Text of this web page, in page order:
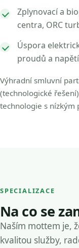
Zplynovací a
centra, ORC
Úspora
proudů a napětí
Výhradní smluvní
(technologické
technologie s nízkým
SPECIALIZACE
Na co se
Naším mottem je,
kvalitou služby,